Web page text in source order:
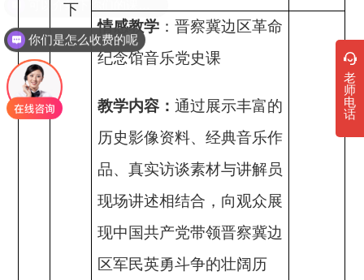
下
午
情感教学 ：晋察冀边区革命
纪念馆音乐党史课
教学内容：通过展示丰富的
历史影像资料、经典音乐作
品、真实访谈素材与讲解员
现场讲述相结合，向观众展
现中国共产党带领晋察冀边
区军民英勇斗争的壮阔历
老
师
电
话
你们是怎么收费的呢